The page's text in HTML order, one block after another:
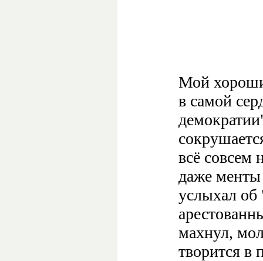
Мой
в самой
всё совсем
даже менты
услыхал об
махнул,
творится в